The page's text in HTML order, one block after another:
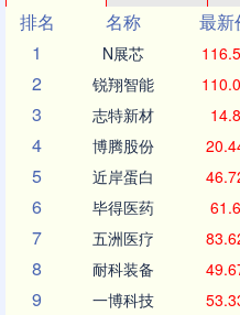
排名
名称 最新
1
N展芯
2 锐翔智能
3 志特新材 14.8
4 博腾股份
5 近岸蛋白
6 毕得医药 61.6
7 五洲医疗
8 耐科装备
9 一博科技